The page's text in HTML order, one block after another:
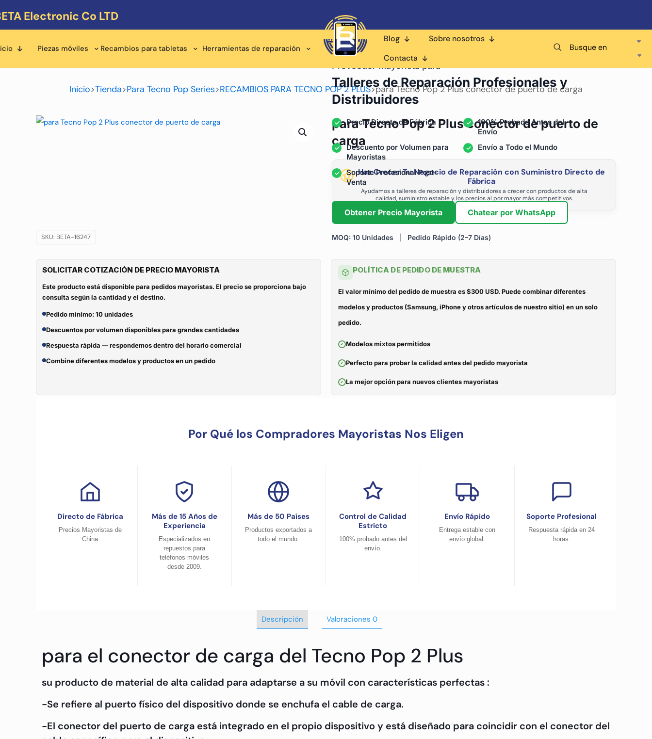
Electronic Co LTD
Piezas móviles Recambios para tabletas Herramientas de reparación
Blog
Sobre nosotros
Contacta
Busque en
Inicio>Tienda>Para Tecno Pop Series>RECAMBIOS PARA TECNO POP 2 PLUS>para Tecno Pop 2 Plus conector de puerto de carga
para Tecno Pop 2 Plus conector de puerto de
carga
Haz Crecer Tu Negocio de Reparación con Suministro Directo de
Fábrica
Ayudamos a talleres de reparación y distribuidores a crecer con productos de alta
calidad, suministro estable y los precios al por mayor más competitivos.
SKU: BETA-16247
Proveedor Mayorista para
Talleres de Reparación Profesionales y
Distribuidores
Precio Directo de Fábrica
100% Probado Antes del
Envío
Descuento por Volumen para
Mayoristas
Envío a Todo el Mundo
Soporte Profesional Post-
Venta
Obtener Precio Mayorista Chatear por WhatsApp
MOQ: 10 Unidades Pedido Rápido (2–7 Días)
SOLICITAR COTIZACIÓN DE PRECIO MAYORISTA
Este producto está disponible para pedidos mayoristas. El precio se proporciona bajo
consulta según la cantidad y el destino.
Pedido mínimo: 10 unidades
Descuentos por volumen disponibles para grandes cantidades
Respuesta rápida — respondemos dentro del horario comercial
Combine diferentes modelos y productos en un pedido
POLÍTICA DE PEDIDO DE MUESTRA
El valor mínimo del pedido de muestra es $300 USD. Puede combinar diferentes
modelos y productos (Samsung, iPhone y otros artículos de nuestro sitio) en un solo
pedido.
Modelos mixtos permitidos
Perfecto para probar la calidad antes del pedido mayorista
La mejor opción para nuevos clientes mayoristas
Por Qué los Compradores Mayoristas Nos Eligen
Directo de Fábrica
Precios Mayoristas de
China
Más de 15 Años de
Experiencia
Especializados en
repuestos para
teléfonos móviles
desde 2009.
Más de 50 Países
Productos exportados a
todo el mundo.
Control de Calidad
Estricto
100% probado antes del
envío.
Envío Rápido
Entrega estable con
envío global.
Soporte Profesional
Respuesta rápida en 24
horas.
Descripción Valoraciones 0
para el conector de carga del Tecno Pop 2 Plus
su producto de material de alta calidad para adaptarse a su móvil con características perfectas :
-Se refiere al puerto físico del dispositivo donde se enchufa el cable de carga.
-El conector del puerto de carga está integrado en el propio dispositivo y está diseñado para coincidir con el conector del